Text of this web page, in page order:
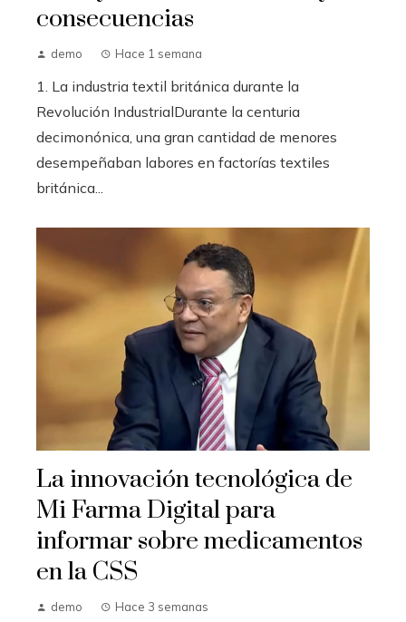
consecuencias
demo Hace 1 semana
1. La industria textil británica durante la
Revolución IndustrialDurante la centuria
decimonónica, una gran cantidad de menores
desempeñaban labores en factorías textiles
británica...
La innovación tecnológica de
Mi Farma Digital para
informar sobre medicamentos
en la CSS
demo Hace 3 semanas